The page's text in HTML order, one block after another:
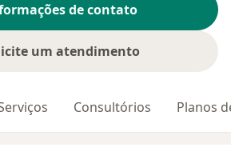
de contato
um atendimento
Consultórios Planos